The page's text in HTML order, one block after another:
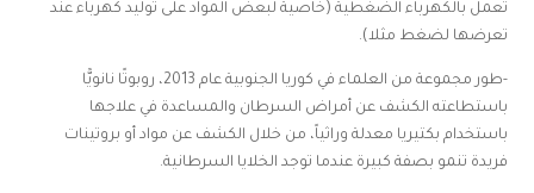
تعمل بالكهرباء الضغطية (خاصية لبعض المواد على توليد كهرباء عند
تعرضها لضغط مثلا).
-طور مجموعة من العلماء في كوريا الجنوبية عام 2013، روبوتًا نانويًّا
باستطاعته الكشف عن أمراض السرطان والمساعدة في علاجها
باستخدام بكتيريا معدلة وراثياً، من خلال الكشف عن مواد أو بروتينات
فريدة تنمو بصفة كبيرة عندما توجد الخلايا السرطانية.